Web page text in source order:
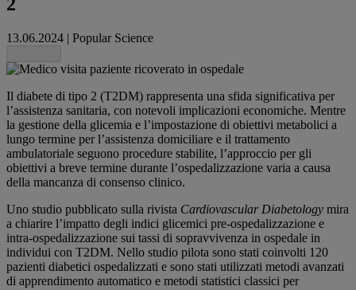
2
13.06.2024 | Popular Science
Il diabete di tipo 2 (T2DM) rappresenta una sfida significativa per
l’assistenza sanitaria, con notevoli implicazioni economiche. Mentre
la gestione della glicemia e l’impostazione di obiettivi metabolici a
lungo termine per l’assistenza domiciliare e il trattamento
ambulatoriale seguono procedure stabilite, l’approccio per gli
obiettivi a breve termine durante l’ospedalizzazione varia a causa
della mancanza di consenso clinico.
Uno studio pubblicato sulla rivista Cardiovascular Diabetology mira
a chiarire l’impatto degli indici glicemici pre-ospedalizzazione e
intra-ospedalizzazione sui tassi di sopravvivenza in ospedale in
individui con T2DM. Nello studio pilota sono stati coinvolti 120
pazienti diabetici ospedalizzati e sono stati utilizzati metodi avanzati
di apprendimento automatico e metodi statistici classici per